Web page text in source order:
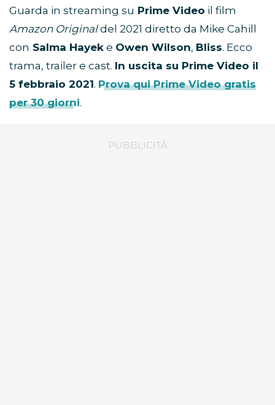
Guarda in streaming su Prime Video il film
Amazon Originaldel 2021 diretto da Mike Cahill
con Salma Hayek e Owen Wilson, Bliss. Ecco
trama, trailer e cast. In uscita su Prime Video il
5 febbraio 2021. Prova qui Prime Video gratis
per 30 giorni.